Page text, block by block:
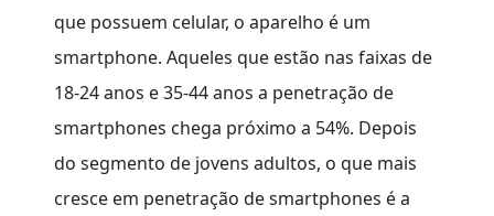
que possuem celular, o aparelho é um
smartphone. Aqueles que estão nas faixas de
18-24 anos e 35-44 anos a penetração de
smartphones chega próximo a 54%. Depois
do segmento de jovens adultos, o que mais
cresce em penetração de smartphones é a